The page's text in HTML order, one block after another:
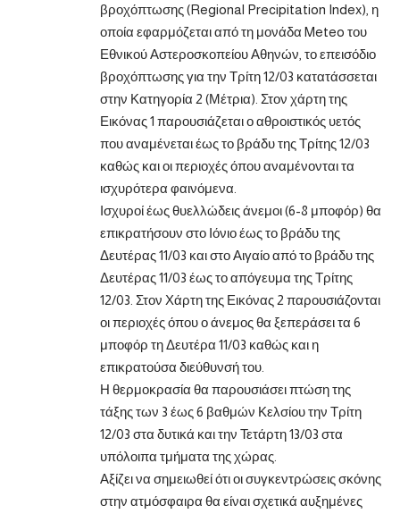
βροχόπτωσης (Regional Precipitation Index), η
οποία εφαρμόζεται από τη μονάδα Meteo του
Εθνικού Αστεροσκοπείου Αθηνών, το επεισόδιο
βροχόπτωσης για την Τρίτη 12/03 κατατάσσεται
στην Κατηγορία 2 (Μέτρια). Στον χάρτη της
Εικόνας 1 παρουσιάζεται ο αθροιστικός υετός
που αναμένεται έως το βράδυ της Τρίτης 12/03
καθώς και οι περιοχές όπου αναμένονται τα
ισχυρότερα φαινόμενα.
Ισχυροί έως θυελλώδεις άνεμοι (6-8 μποφόρ) θα
επικρατήσουν στο Ιόνιο έως το βράδυ της
Δευτέρας 11/03 και στο Αιγαίο από το βράδυ της
Δευτέρας 11/03 έως το απόγευμα της Τρίτης
12/03. Στον Χάρτη της Εικόνας 2 παρουσιάζονται
οι περιοχές όπου ο άνεμος θα ξεπεράσει τα 6
μποφόρ τη Δευτέρα 11/03 καθώς και η
επικρατούσα διεύθυνσή του.
Η θερμοκρασία θα παρουσιάσει πτώση της
τάξης των 3 έως 6 βαθμών Κελσίου την Τρίτη
12/03 στα δυτικά και την Τετάρτη 13/03 στα
υπόλοιπα τμήματα της χώρας.
Αξίζει να σημειωθεί ότι οι συγκεντρώσεις σκόνης
στην ατμόσφαιρα θα είναι σχετικά αυξημένες